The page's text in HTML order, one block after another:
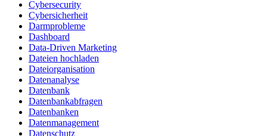
Cybersecurity
Cybersicherheit
Darmprobleme
Dashboard
Data-Driven Marketing
Dateien hochladen
Dateiorganisation
Datenanalyse
Datenbank
Datenbankabfragen
Datenbanken
Datenmanagement
Datenschutz